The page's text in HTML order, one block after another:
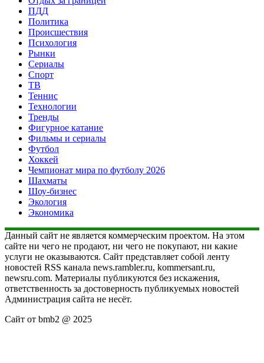
ПДД
Политика
Происшествия
Психология
Рынки
Сериалы
Спорт
ТВ
Теннис
Технологии
Тренды
Фигурное катание
Фильмы и сериалы
Футбол
Хоккей
Чемпионат мира по футболу 2026
Шахматы
Шоу-бизнес
Экология
Экономика
Данный сайт не является коммерческим проектом. На этом
сайте ни чего не продают, ни чего не покупают, ни какие
услуги не оказываются. Сайт представляет собой ленту
новостей RSS канала news.rambler.ru, kommersant.ru,
newsru.com. Материалы публикуются без искажения,
ответственность за достоверность публикуемых новостей
Администрация сайта не несёт.
Сайт от bmb2 @ 2025